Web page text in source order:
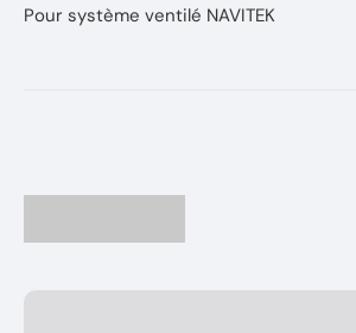
Pour système ventilé NAVITEK